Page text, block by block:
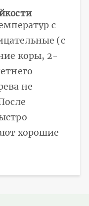
с
(с
коры, 2-
не
хорошие